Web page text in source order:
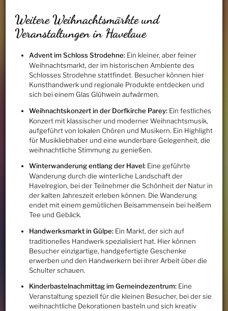
Weitere Weihnachtsmärkte und
Veranstaltungen in Havelaue
Advent im Schloss Strodehne:Ein kleiner, aber feiner
Weihnachtsmarkt, der im historischen Ambiente des
Schlosses Strodehne stattfindet. Besucher können hier
Kunsthandwerk und regionale Produkte entdecken und
sich bei einem Glas Glühwein aufwärmen.
Weihnachtskonzert in der Dorfkirche Parey:Ein festliches
Konzert mit klassischer und moderner Weihnachtsmusik,
aufgeführt von lokalen Chören und Musikern. Ein Highlight
für Musikliebhaber und eine wunderbare Gelegenheit, die
weihnachtliche Stimmung zu genießen.
Winterwanderung entlang der Havel:Eine geführte
Wanderung durch die winterliche Landschaft der
Havelregion, bei der Teilnehmer die Schönheit der Natur in
der kalten Jahreszeit erleben können. Die Wanderung
endet mit einem gemütlichen Beisammensein bei heißem
Tee und Gebäck.
Handwerksmarkt in Gülpe:Ein Markt, der sich auf
traditionelles Handwerk spezialisiert hat. Hier können
Besucher einzigartige, handgefertigte Geschenke
erwerben und den Handwerkern bei ihrer Arbeit über die
Schulter schauen.
Kinderbastelnachmittag im Gemeindezentrum:Eine
Veranstaltung speziell für die kleinen Besucher, bei der sie
weihnachtliche Dekorationen basteln und sich kreativ